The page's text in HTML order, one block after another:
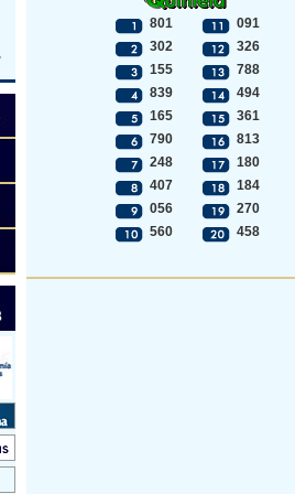
801
091
302
326
155
788
839
494
165
361
790
813
248
180
407
184
056
270
560
458